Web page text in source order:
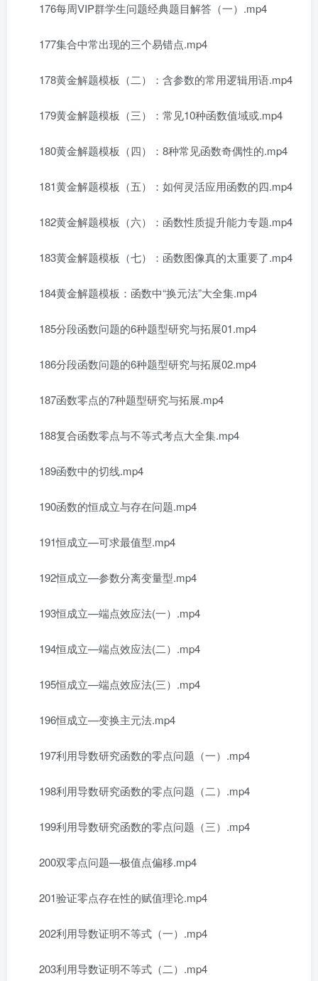
176每周VIP群学生问题经典题目解答（一）.mp4
177集合中常出现的三个易错点.mp4
178黄金解题模板（二）：含参数的常用逻辑用语.mp4
179黄金解题模板（三）：常见10种函数值域或.mp4
180黄金解题模板（四）：8种常见函数奇偶性的.mp4
181黄金解题模板（五）：如何灵活应用函数的四.mp4
182黄金解题模板（六）：函数性质提升能力专题.mp4
183黄金解题模板（七）：函数图像真的太重要了.mp4
184黄金解题模板：函数中“换元法”大全集.mp4
185分段函数问题的6种题型研究与拓展01.mp4
186分段函数问题的6种题型研究与拓展02.mp4
187函数零点的7种题型研究与拓展.mp4
188复合函数零点与不等式考点大全集.mp4
189函数中的切线.mp4
190函数的恒成立与存在问题.mp4
191恒成立—可求最值型.mp4
192恒成立—参数分离变量型.mp4
193恒成立—端点效应法(一）.mp4
194恒成立—端点效应法(二）.mp4
195恒成立—端点效应法(三）.mp4
196恒成立—变换主元法.mp4
197利用导数研究函数的零点问题（一）.mp4
198利用导数研究函数的零点问题（二）.mp4
199利用导数研究函数的零点问题（三）.mp4
200双零点问题—极值点偏移.mp4
201验证零点存在性的赋值理论.mp4
202利用导数证明不等式（一）.mp4
203利用导数证明不等式（二）.mp4